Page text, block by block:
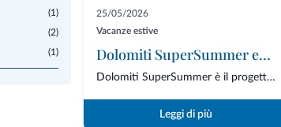
(1)
(2)
(1)
25/05/2026
Vacanze estive
Dolomiti SuperSummer estate: apertura impianti di risalita
Dolomiti SuperSummer è il progetto estivo del comprensorio Dolomiti Superski che rend...
Leggi di più